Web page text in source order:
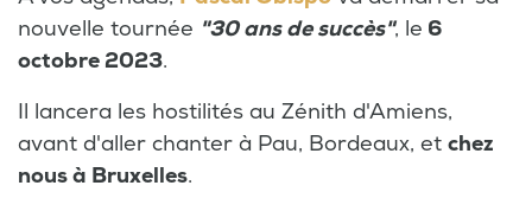
nouvelle tournée "30 ans de succès", le 6
octobre 2023.
Il lancera les hostilités au Zénith d'Amiens,
avant d'aller chanter à Pau, Bordeaux, et chez
nous à Bruxelles.